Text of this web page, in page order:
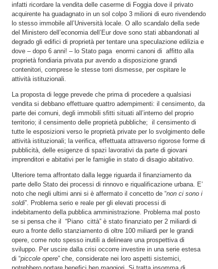
infatti ricordare la vendita delle caserme di Foggia dove il privato
acquirente ha guadagnato in un sol colpo 3 milioni di euro rivendendo
lo stesso immobile all’Università locale. O allo scandalo della sede
del Ministero dell’economia dell’Eur dove sono stati abbandonati al
degrado gli edifici di proprietà per tentare una speculazione edilizia e
dove – dopo 6 anni! – lo Stato paga enormi canoni di affitto alla
proprietà fondiaria privata pur avendo a disposizione grandi
contenitori, comprese le stesse torri dismesse, per ospitare le
attività istituzionali.
La proposta di legge prevede che prima di procedere a qualsiasi
vendita si debbano effettuare quattro adempimenti: il censimento, da
parte dei comuni, degli immobili sfitti situati all’interno del proprio
territorio; il censimento delle proprietà pubbliche; il censimento di
tutte le esposizioni verso le proprietà private per lo svolgimento delle
attività istituzionali; la verifica, effettuata attraverso rigorose forme di
pubblicità, delle esigenze di spazi lavorativi da parte di giovani
imprenditori e abitativi per le famiglie in stato di disagio abitativo.
Ulteriore tema affrontato dalla legge riguarda il finanziamento da
parte dello Stato dei processi di rinnovo e riqualificazione urbana. E’
noto che negli ultimi anni si è affermato il concetto de “non ci sono i
soldi”. Problema serio e reale per gli elevati processi di
indebitamento della pubblica amministrazione. Problema mal posto
se si pensa che il “Piano città” è stato finanziato per 2 miliardi di
euro a fronte dello stanziamento di oltre 100 miliardi per le grandi
opere, come noto spesso inutili a delineare una prospettiva di
sviluppo. Per uscire dalla crisi occorre investire in una serie estesa
di “piccole opere” che, considerate nei loro aspetti sistemici,